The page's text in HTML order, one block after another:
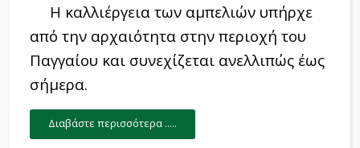
Η καλλιέργεια των αμπελιών υπήρχε
από την αρχαιότητα στην περιοχή του
Παγγαίου και συνεχίζεται ανελλιπώς έως
σήμερα.
Διαβάστε περισσότερα .....